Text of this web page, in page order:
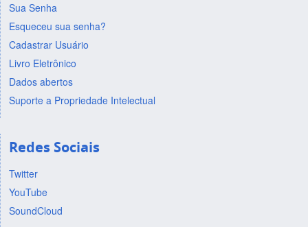
Sua Senha
Esqueceu sua senha?
Cadastrar Usuário
Livro Eletrônico
Dados abertos
Suporte a Propriedade Intelectual
Redes Sociais
Twitter
YouTube
SoundCloud